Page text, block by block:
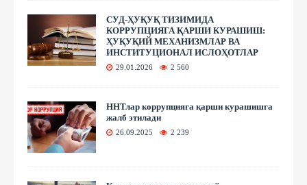
СУД-ҲУҚУҚ ТИЗИМИДА
КОРРУПЦИЯГА ҚАРШИ КУРАШИШ:
ҲУҚУҚИЙ МЕХАНИЗМЛАР ВА
ИНСТИТУЦИОНАЛ ИСЛОҲОТЛАР
29.01.2026 2 560
ННТлар коррупцияга қарши курашишга
жалб этилади
26.09.2025 2 239